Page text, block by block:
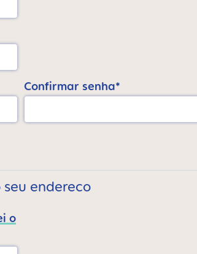
Confirmar senha*
seu endereco
o